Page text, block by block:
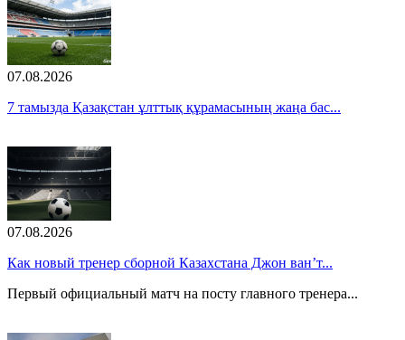
07.08.2026
7 тамызда Қазақстан ұлттық құрамасының жаңа бас...
07.08.2026
Как новый тренер сборной Казахстана Джон ван’т...
Первый официальный матч на посту главного тренера...